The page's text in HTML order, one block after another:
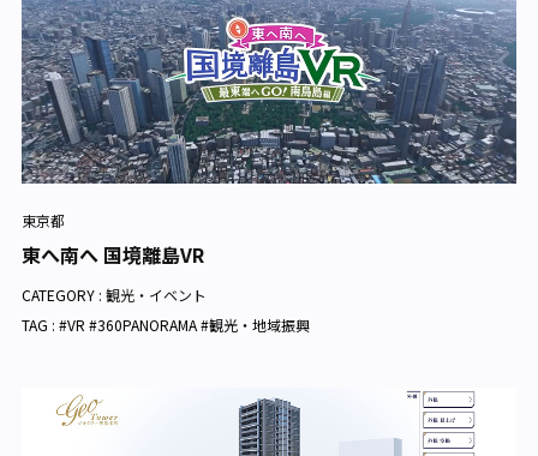
東京都
東へ南へ 国境離島VR
CATEGORY : 観光・イベント
TAG : #VR #360PANORAMA #観光・地域振興